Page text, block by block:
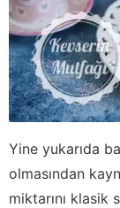
Yine yukarıda
olmasından
miktarını klasik